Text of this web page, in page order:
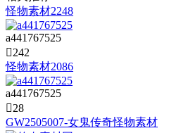
怪物素材2248
a441767525
242
怪物素材2086
a441767525
28
GW2505007-女鬼传奇怪物素材